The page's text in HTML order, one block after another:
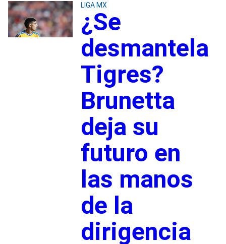
LIGA MX
¿Se
desmantela
Tigres?
Brunetta
deja su
futuro en
las manos
de la
dirigencia